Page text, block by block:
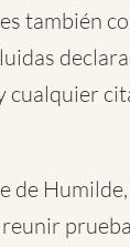
también
cualquier
de